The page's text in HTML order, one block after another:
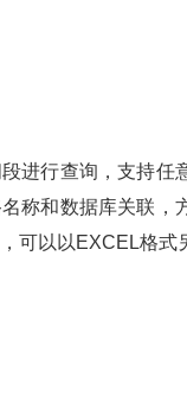
进行查询，支持
称和数据库关联
可以以EXCEL格式